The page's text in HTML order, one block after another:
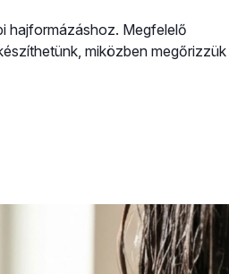
hajformázáshoz. Megfelelő
miközben megőrizzük